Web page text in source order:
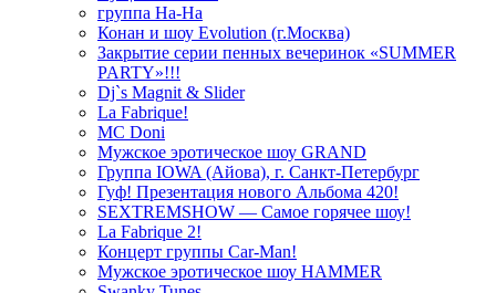
группа На-На
Конан и шоу Evolution (г.Москва)
Закрытие серии пенных вечеринок «SUMMER
PARTY»!!!
Dj`s Magnit & Slider
La Fabrique!
MC Doni
Мужское эротическое шоу GRAND
Группа IOWA (Айова), г. Санкт-Петербург
Гуф! Презентация нового Альбома 420!
SEXTREMSHOW — Самое горячее шоу!
La Fabrique 2!
Концерт группы Car-Man!
Мужское эротическое шоу HAMMER